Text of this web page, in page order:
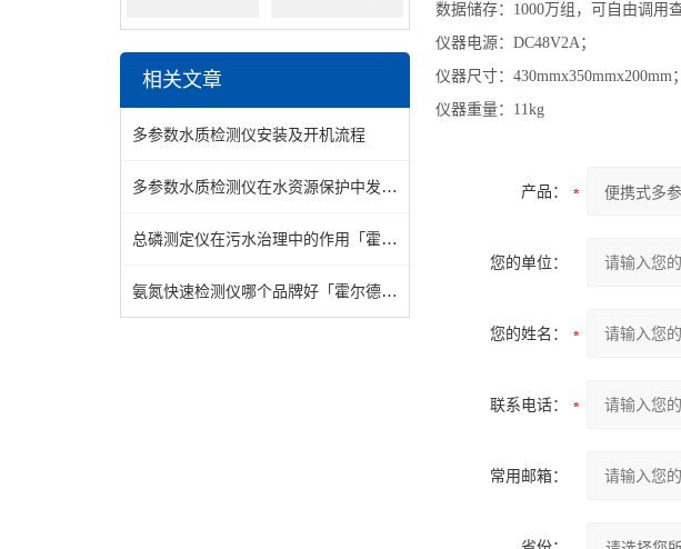
相关文章
多参数水质检测仪安装及开机流程
多参数水质检测仪在水资源保护中发挥积极作用「霍尔德」
总磷测定仪在污水治理中的作用「霍尔德」
氨氮快速检测仪哪个品牌好「霍尔德仪器」
数据储存：1000万组，可自由调用查
仪器电源：DC48V2A；
仪器尺寸：430mmx350mmx200mm；
仪器重量：11kg
产品：
您的单位：
您的姓名：
联系电话：
常用邮箱：